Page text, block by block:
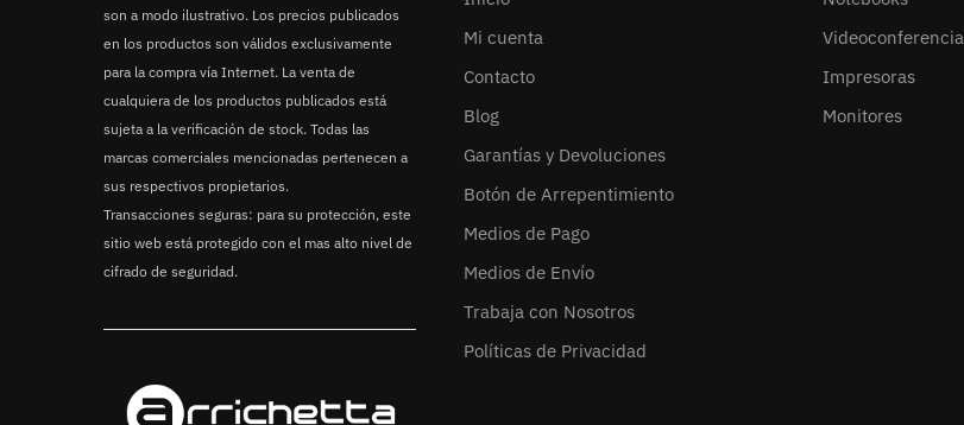
son a modo ilustrativo. Los precios publicados
en los productos son válidos exclusivamente
para la compra vía Internet. La venta de
cualquiera de los productos publicados está
sujeta a la verificación de stock. Todas las
marcas comerciales mencionadas pertenecen a
sus respectivos propietarios.
Transacciones seguras: para su protección, este
sitio web está protegido con el mas alto nivel de
cifrado de seguridad.
Mi cuenta
Contacto
Blog
Garantías y Devoluciones
Botón de Arrepentimiento
Medios de Pago
Medios de Envío
Trabaja con Nosotros
Políticas de Privacidad
Videoconferencia
Impresoras
Monitores